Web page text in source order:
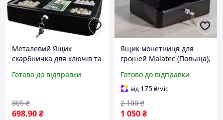
Металевий Ящик
скарбничка для ключів та
Malatec 1216
Готово до відправки
698.90₴
805 ₴
Ящик монетниця для
грошей Malatec (Польща),
Електронна скарбничка-
сейф з кодовим замком,
MTS
Готово до відправки
від 175₴/міс
1 050₴
2 100 ₴